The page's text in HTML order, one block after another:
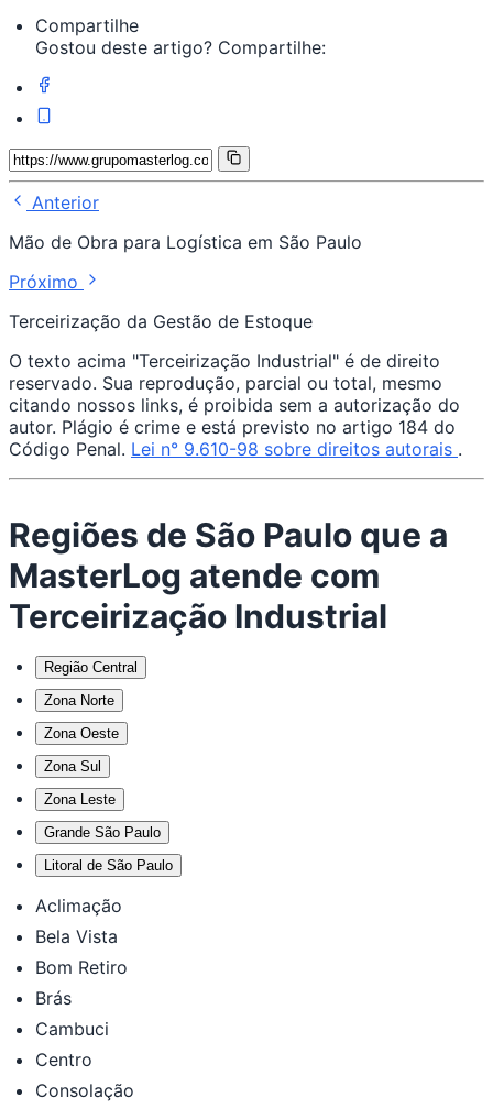
Compartilhe
Gostou deste artigo? Compartilhe:
Anterior
Mão de Obra para Logística em São Paulo
Próximo
Terceirização da Gestão de Estoque
O texto acima "Terceirização Industrial" é de direito
reservado. Sua reprodução, parcial ou total, mesmo
citando nossos links, é proibida sem a autorização do
autor. Plágio é crime e está previsto no artigo 184 do
Código Penal. Lei n° 9.610-98 sobre direitos autorais .
Regiões de São Paulo que a
MasterLog atende com
Terceirização Industrial
Região Central
Zona Norte
Zona Oeste
Zona Sul
Zona Leste
Grande São Paulo
Litoral de São Paulo
Aclimação
Bela Vista
Bom Retiro
Brás
Cambuci
Centro
Consolação